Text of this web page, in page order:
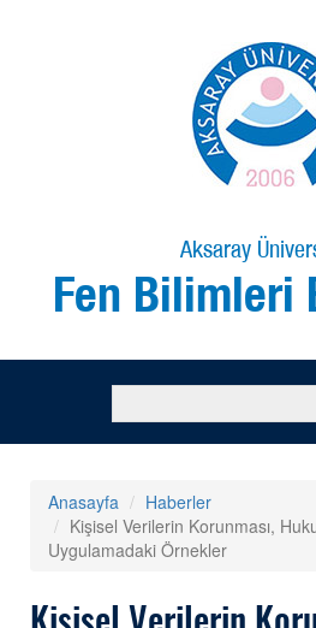
Aksaray
Fen Bilimleri
Anasayfa
Haberler
Kişisel Verilerin Korunması,
Uygulamadaki Örnekler